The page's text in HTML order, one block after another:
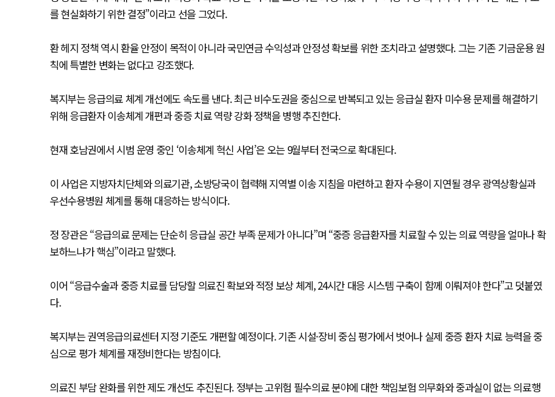
를 현실화하기 위한 결정”이라고 선을 그었다.
환 헤지 정책 역시 환율 안정이 목적이 아니라 국민연금 수익성과 안정성 확보를 위한 조치라고 설명했다. 그는 기존 기금운용 원
칙에 특별한 변화는 없다고 강조했다.
복지부는 응급의료 체계 개선에도 속도를 낸다. 최근 비수도권을 중심으로 반복되고 있는 응급실 환자 미수용 문제를 해결하기
위해 응급환자 이송체계 개편과 중증 치료 역량 강화 정책을 병행 추진한다.
현재 호남권에서 시범 운영 중인 ‘이송체계 혁신 사업’은 오는 9월부터 전국으로 확대된다.
이 사업은 지방자치단체와 의료기관, 소방당국이 협력해 지역별 이송 지침을 마련하고 환자 수용이 지연될 경우 광역상황실과
우선수용병원 체계를 통해 대응하는 방식이다.
정 장관은 “응급의료 문제는 단순히 응급실 공간 부족 문제가 아니다”며 “중증 응급환자를 치료할 수 있는 의료 역량을 얼마나 확
보하느냐가 핵심”이라고 말했다.
이어 “응급수술과 중증 치료를 담당할 의료진 확보와 적정 보상 체계, 24시간 대응 시스템 구축이 함께 이뤄져야 한다”고 덧붙였
다.
복지부는 권역응급의료센터 지정 기준도 개편할 예정이다. 기존 시설·장비 중심 평가에서 벗어나 실제 중증 환자 치료 능력을 중
심으로 평가 체계를 재정비한다는 방침이다.
의료진 부담 완화를 위한 제도 개선도 추진된다. 정부는 고위험 필수의료 분야에 대한 책임보험 의무화와 중과실이 없는 의료행